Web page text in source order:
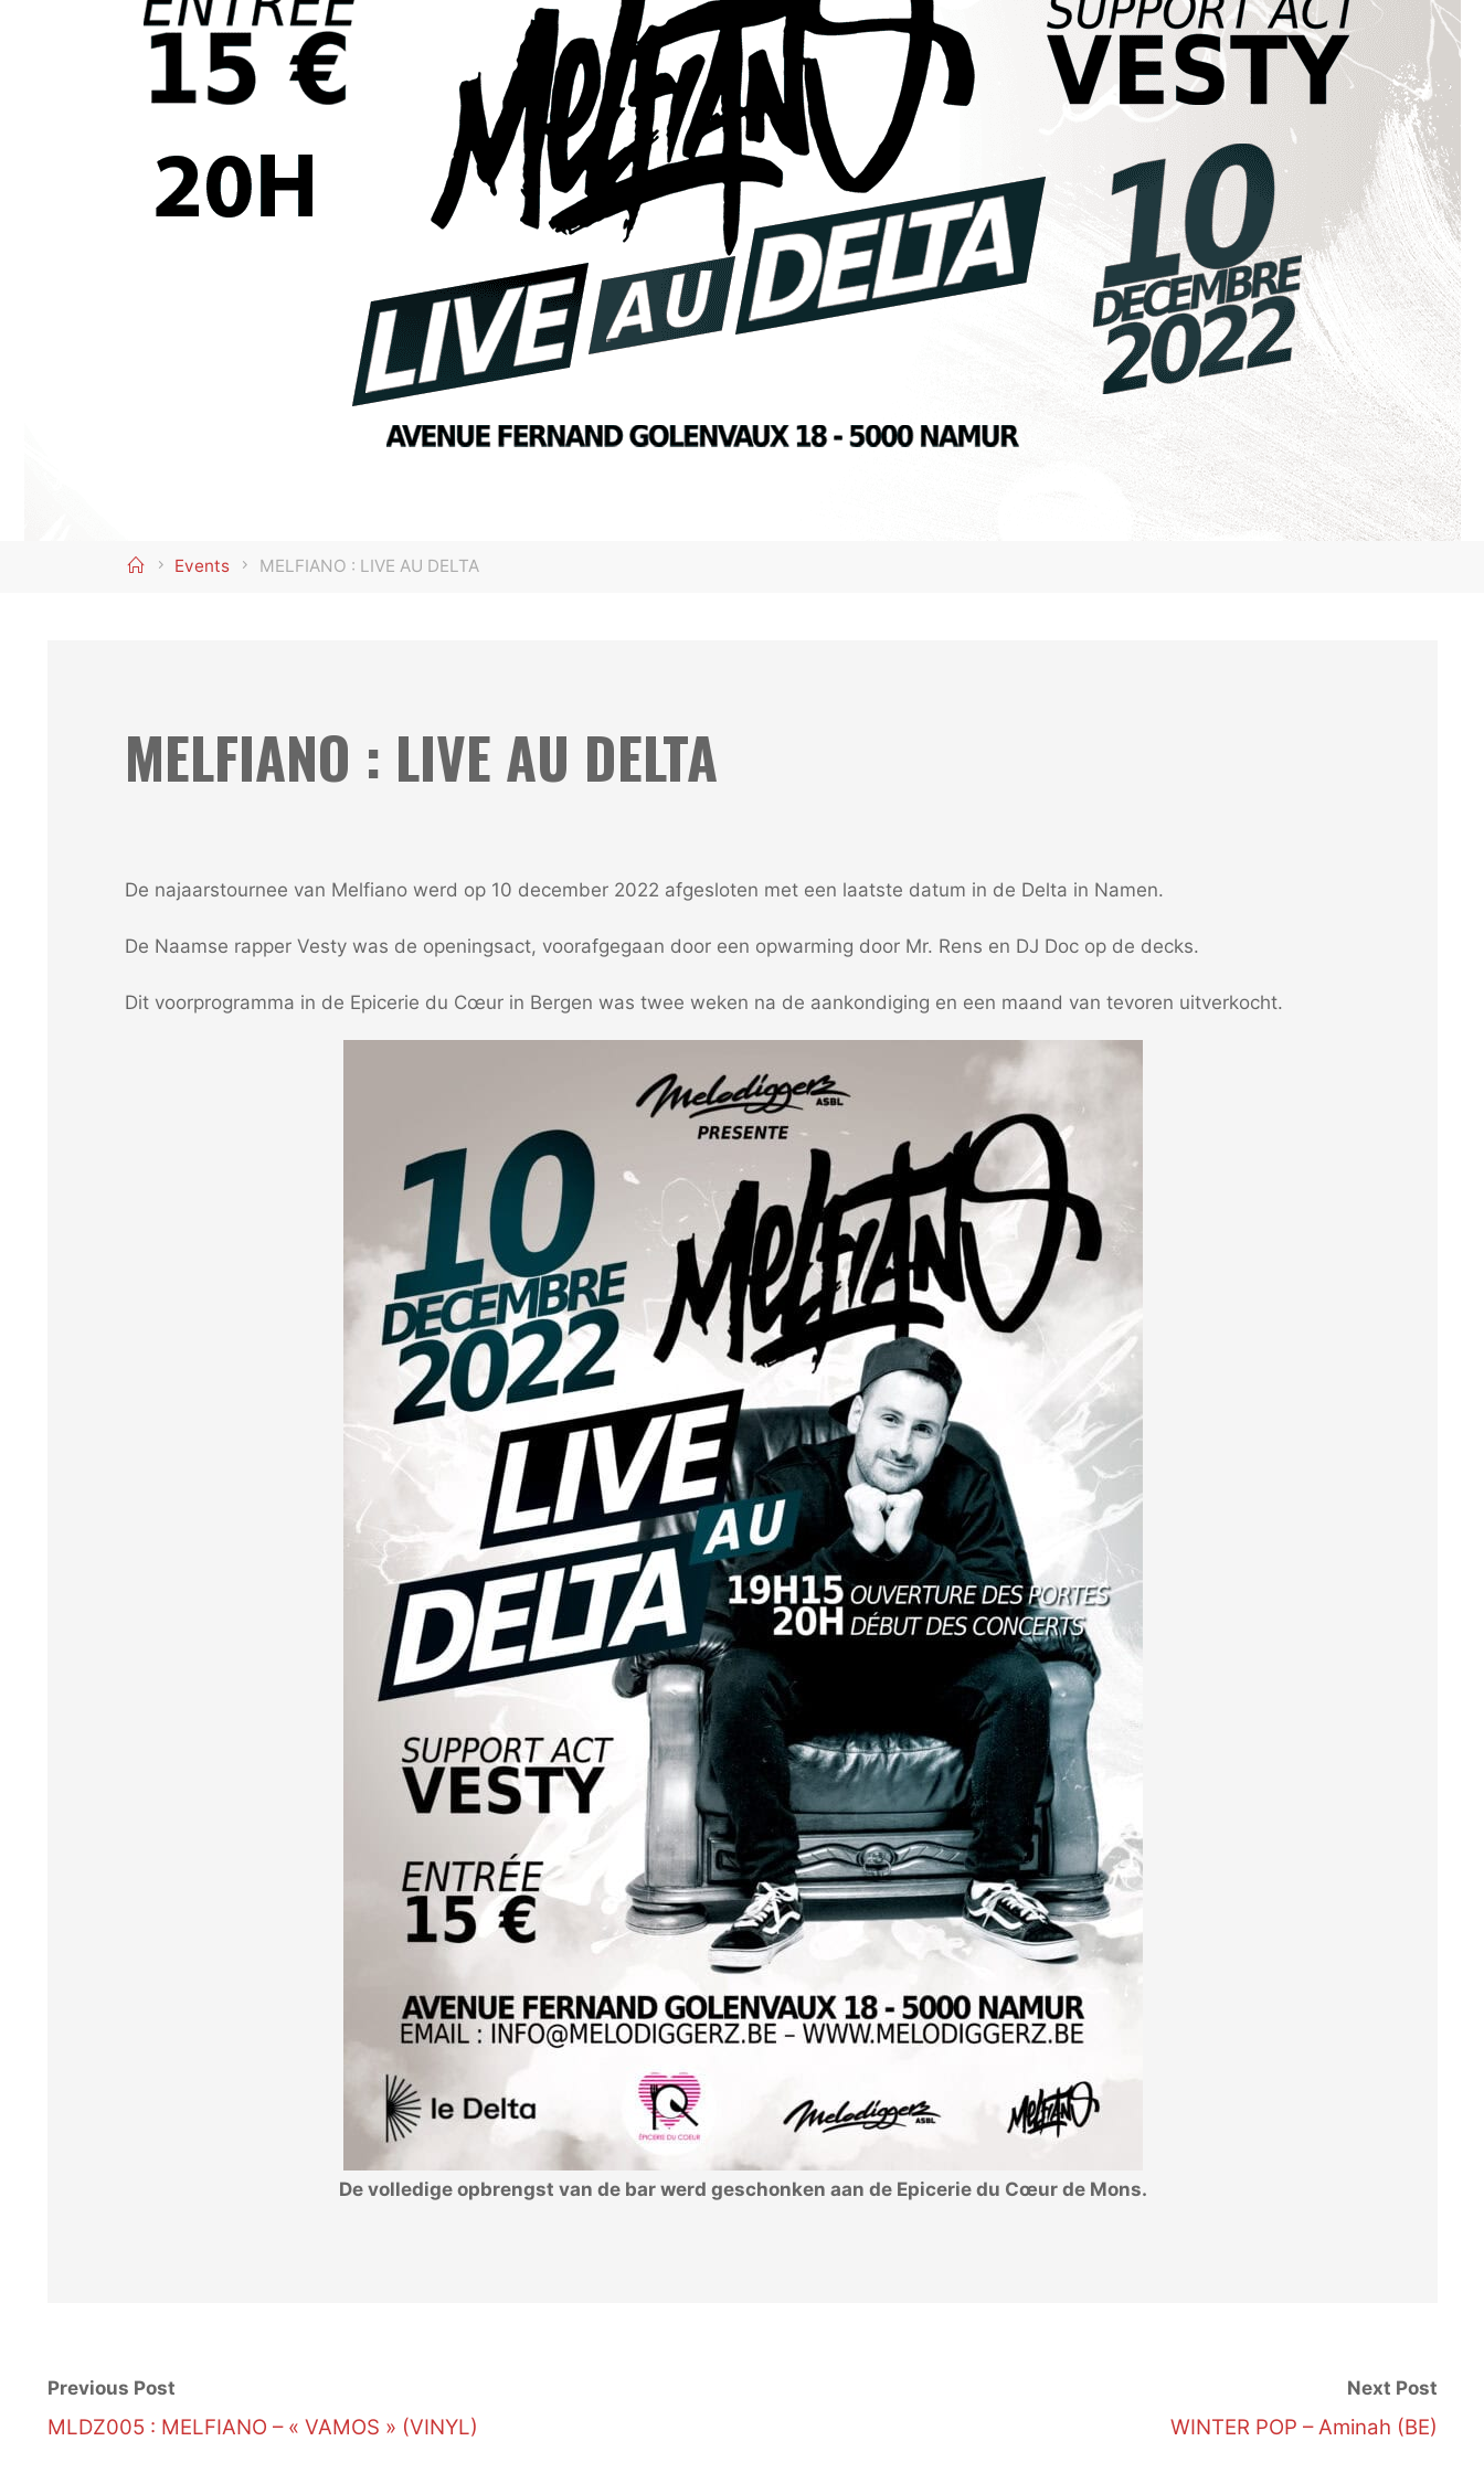
HomeEvents MELFIANO : LIVE AU DELTA
MELFIANO : LIVE AU DELTA
De najaarstournee van Melfiano werd op 10 december 2022 afgesloten met een laatste datum in de Delta in Namen.
De Naamse rapper Vesty was de openingsact, voorafgegaan door een opwarming door Mr. Rens en DJ Doc op de decks.
Dit voorprogramma in de Epicerie du Cœur in Bergen was twee weken na de aankondiging en een maand van tevoren uitverkocht.
De volledige opbrengst van de bar werd geschonken aan de Epicerie du Cœur de Mons.
Previous Post
MLDZ005 : MELFIANO – « VAMOS » (VINYL)
Next Post
WINTER POP – Aminah (BE)